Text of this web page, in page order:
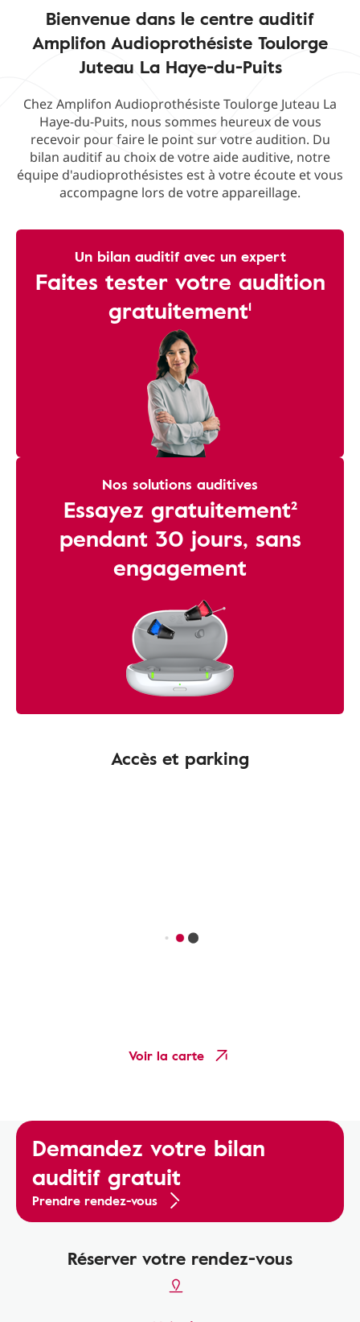
Bienvenue dans le centre auditif
Amplifon Audioprothésiste Toulorge
Juteau La Haye-du-Puits
Chez Amplifon Audioprothésiste Toulorge Juteau La
Haye-du-Puits, nous sommes heureux de vous
recevoir pour faire le point sur votre audition. Du
bilan auditif au choix de votre aide auditive, notre
équipe d'audioprothésistes est à votre écoute et vous
accompagne lors de votre appareillage.
Un bilan auditif avec un expert
Faites tester votre audition
gratuitement¹
Nos solutions auditives
Essayez gratuitement²
pendant 30 jours, sans
engagement
Accès et parking
Voir la carte
Demandez votre bilan
auditif gratuit
Prendre rendez-vous
Réserver votre rendez-vous